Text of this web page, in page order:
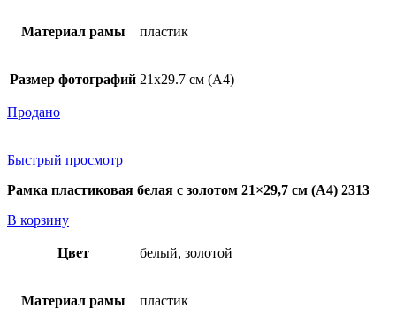
Материал рамы пластик
Размер фотографий 21х29.7 см (А4)
Продано
Быстрый просмотр
Рамка пластиковая белая с золотом 21×29,7 см (А4) 2313
В корзину
Цвет белый, золотой
Материал рамы пластик